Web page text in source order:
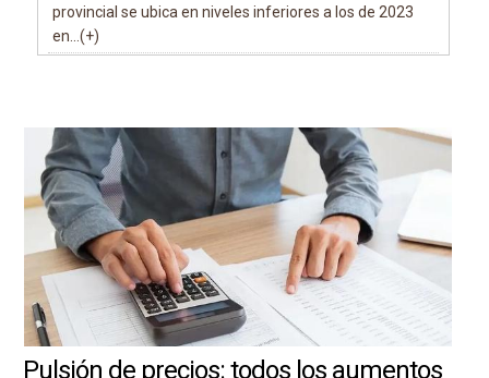
provincial se ubica en niveles inferiores a los de 2023
en...(+)
Pulsión de precios: todos los aumentos